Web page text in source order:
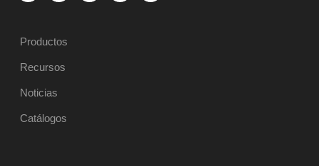
Productos
Recursos
Noticias
Catálogos